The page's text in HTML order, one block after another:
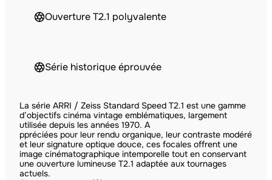
Ouverture T2.1 polyvalente
Série historique éprouvée
La série ARRI / Zeiss Standard Speed T2.1 est une gamme
d’objectifs cinéma vintage emblématiques, largement
utilisée depuis les années 1970. A
ppréciées pour leur rendu organique, leur contraste modéré
et leur signature optique douce, ces focales offrent une
image cinématographique intemporelle tout en conservant
une ouverture lumineuse T2.1 adaptée aux tournages
actuels.